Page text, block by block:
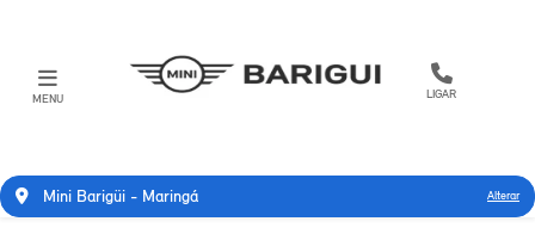
MENU LIGAR
Mini Barigüi - Maringá Alterar